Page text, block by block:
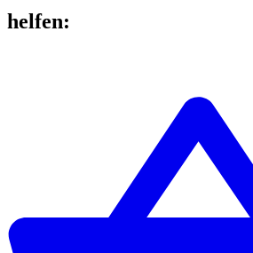
helfen: